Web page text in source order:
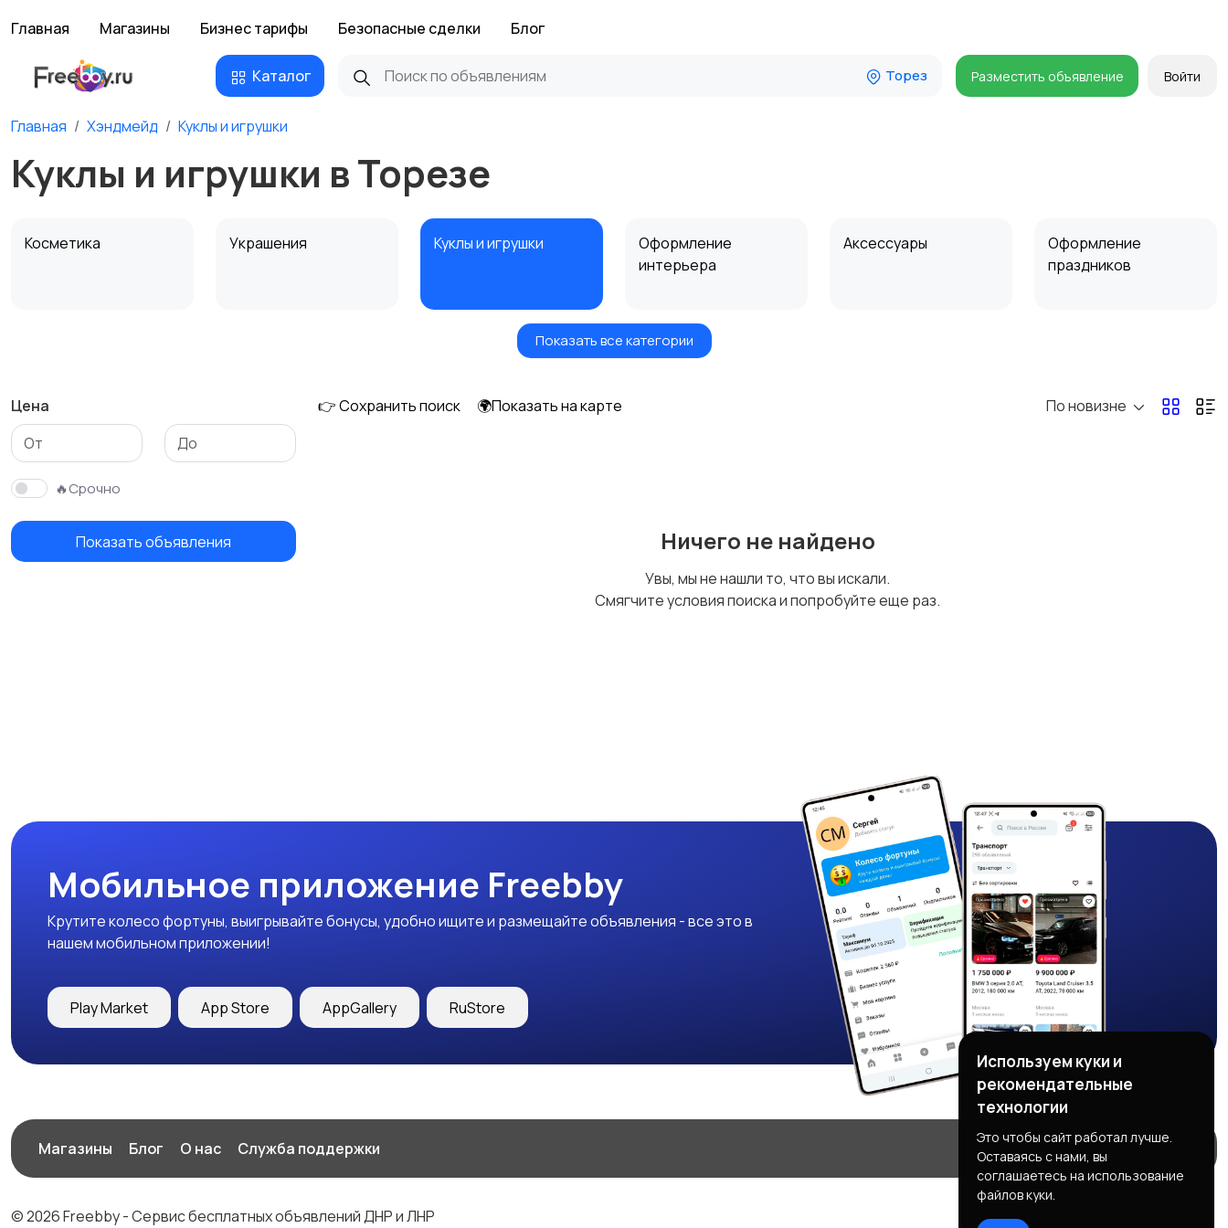
Главная Магазины Бизнес тарифы Безопасные сделки Блог
Каталог Торез Разместить объявление Войти
Главная Хэндмейд Куклы и игрушки
Куклы и игрушки в Торезе
Косметика Украшения Куклы и игрушки
Оформление
интерьера
Аксессуары
Оформление
праздников
Показать все категории
Цена
🔥Срочно
Показать объявления
👉 Сохранить поиск 🌍Показать на карте По новизне
Ничего не найдено
Увы, мы не нашли то, что вы искали.
Смягчите условия поиска и попробуйте еще раз.
Мобильное приложение Freebby
Крутите колесо фортуны, выигрывайте бонусы, удобно ищите и размещайте объявления - все это в
нашем мобильном приложении!
Play Market App Store AppGallery RuStore
Магазины Блог О нас Служба поддержки
© 2026 Freebby - Сервис бесплатных объявлений ДНР и ЛНР
Используем куки и
рекомендательные
технологии
Это чтобы сайт работал лучше.
Оставаясь с нами, вы
соглашаетесь на использование
файлов куки.